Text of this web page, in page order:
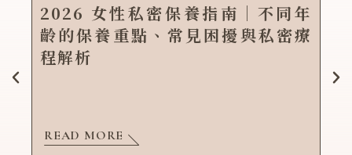
2026 女性私密保養指南｜不同年
齡的保養重點、常見困擾與私密療
程解析
READ MORE